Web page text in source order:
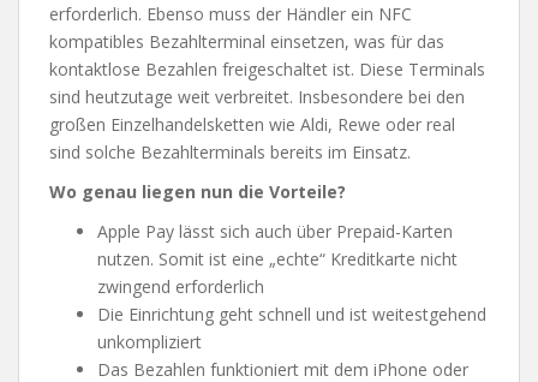
erforderlich. Ebenso muss der Händler ein NFC
kompatibles Bezahlterminal einsetzen, was für das
kontaktlose Bezahlen freigeschaltet ist. Diese Terminals
sind heutzutage weit verbreitet. Insbesondere bei den
großen Einzelhandelsketten wie Aldi, Rewe oder real
sind solche Bezahlterminals bereits im Einsatz.
Wo genau liegen nun die Vorteile?
Apple Pay lässt sich auch über Prepaid-Karten
nutzen. Somit ist eine „echte“ Kreditkarte nicht
zwingend erforderlich
Die Einrichtung geht schnell und ist weitestgehend
unkompliziert
Das Bezahlen funktioniert mit dem iPhone oder